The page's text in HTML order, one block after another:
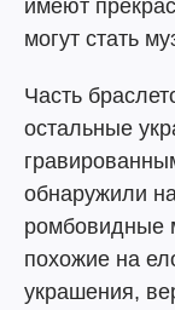
имеют
могут стать
Часть
остальные
обнаружили
ромбовидные
похожие на
украшения,